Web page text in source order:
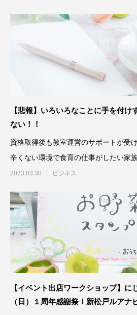
【悲報】いろいろなことに手を付け
ない！！
資格取得後も教室運営のサポートが受
辛くない環境で食育の仕事がしたい家
2023.03.30 ビジネス
【イベント出店ワークショップ】に
（日）１周年感謝祭！新松戸ルアナ